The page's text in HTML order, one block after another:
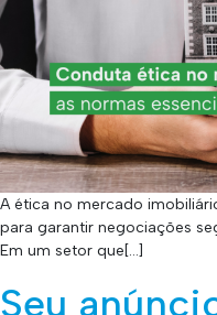
A ética no mercado
para garantir negociações
Em um setor que[…]
Seu